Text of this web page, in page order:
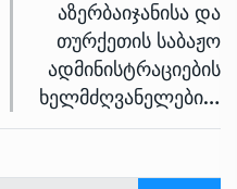
აზერბაიჯანისა და
თურქეთის საბაჟო
ადმინისტრაციების
ხელმძღვანელები…